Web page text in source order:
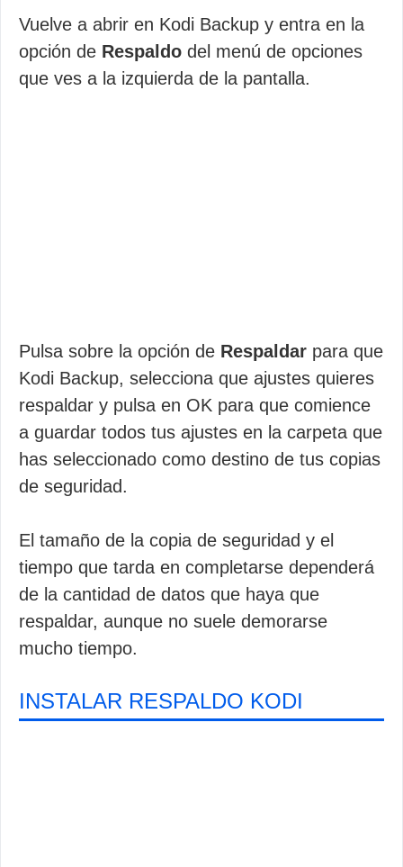
Vuelve a abrir en Kodi Backup y entra en la
opción de Respaldo del menú de opciones
que ves a la izquierda de la pantalla.
Pulsa sobre la opción de Respaldar para que
Kodi Backup, selecciona que ajustes quieres
respaldar y pulsa en OK para que comience
a guardar todos tus ajustes en la carpeta que
has seleccionado como destino de tus copias
de seguridad.
El tamaño de la copia de seguridad y el
tiempo que tarda en completarse dependerá
de la cantidad de datos que haya que
respaldar, aunque no suele demorarse
mucho tiempo.
INSTALAR RESPALDO KODI